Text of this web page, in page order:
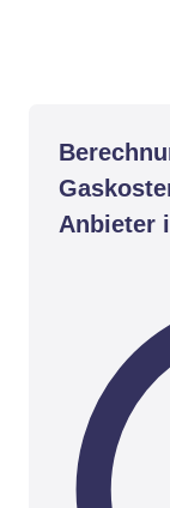
Anbieter